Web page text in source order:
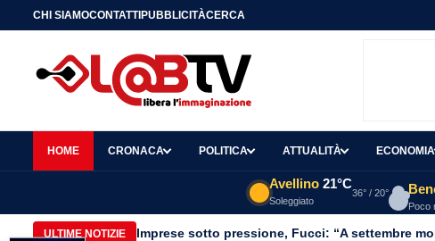
CHI SIAMOCONTATTIPUBBLICITÀCERCA
HOME CRONACA POLITICA ATTUALITÀ ECONOMIA
Avellino 21°C
Soleggiato
36° / 20°
Poco
ULTIME NOTIZIE Imprese sotto pressione, Fucci: “A settembre